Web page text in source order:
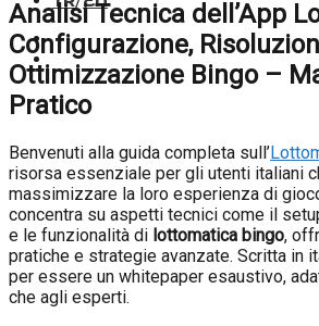
Analisi Tecnica dell’App
Configurazione,
Ottimizzazione Bingo –
Pratico
Benvenuti alla guida completa sull’
risorsa essenziale per gli utenti italiani
massimizzare la loro esperienza di
concentra su aspetti tecnici come il
e le funzionalità di lottomatica bingo,
pratiche e strategie avanzate. Scritta in
per essere un whitepaper esaustivo,
che agli esperti.